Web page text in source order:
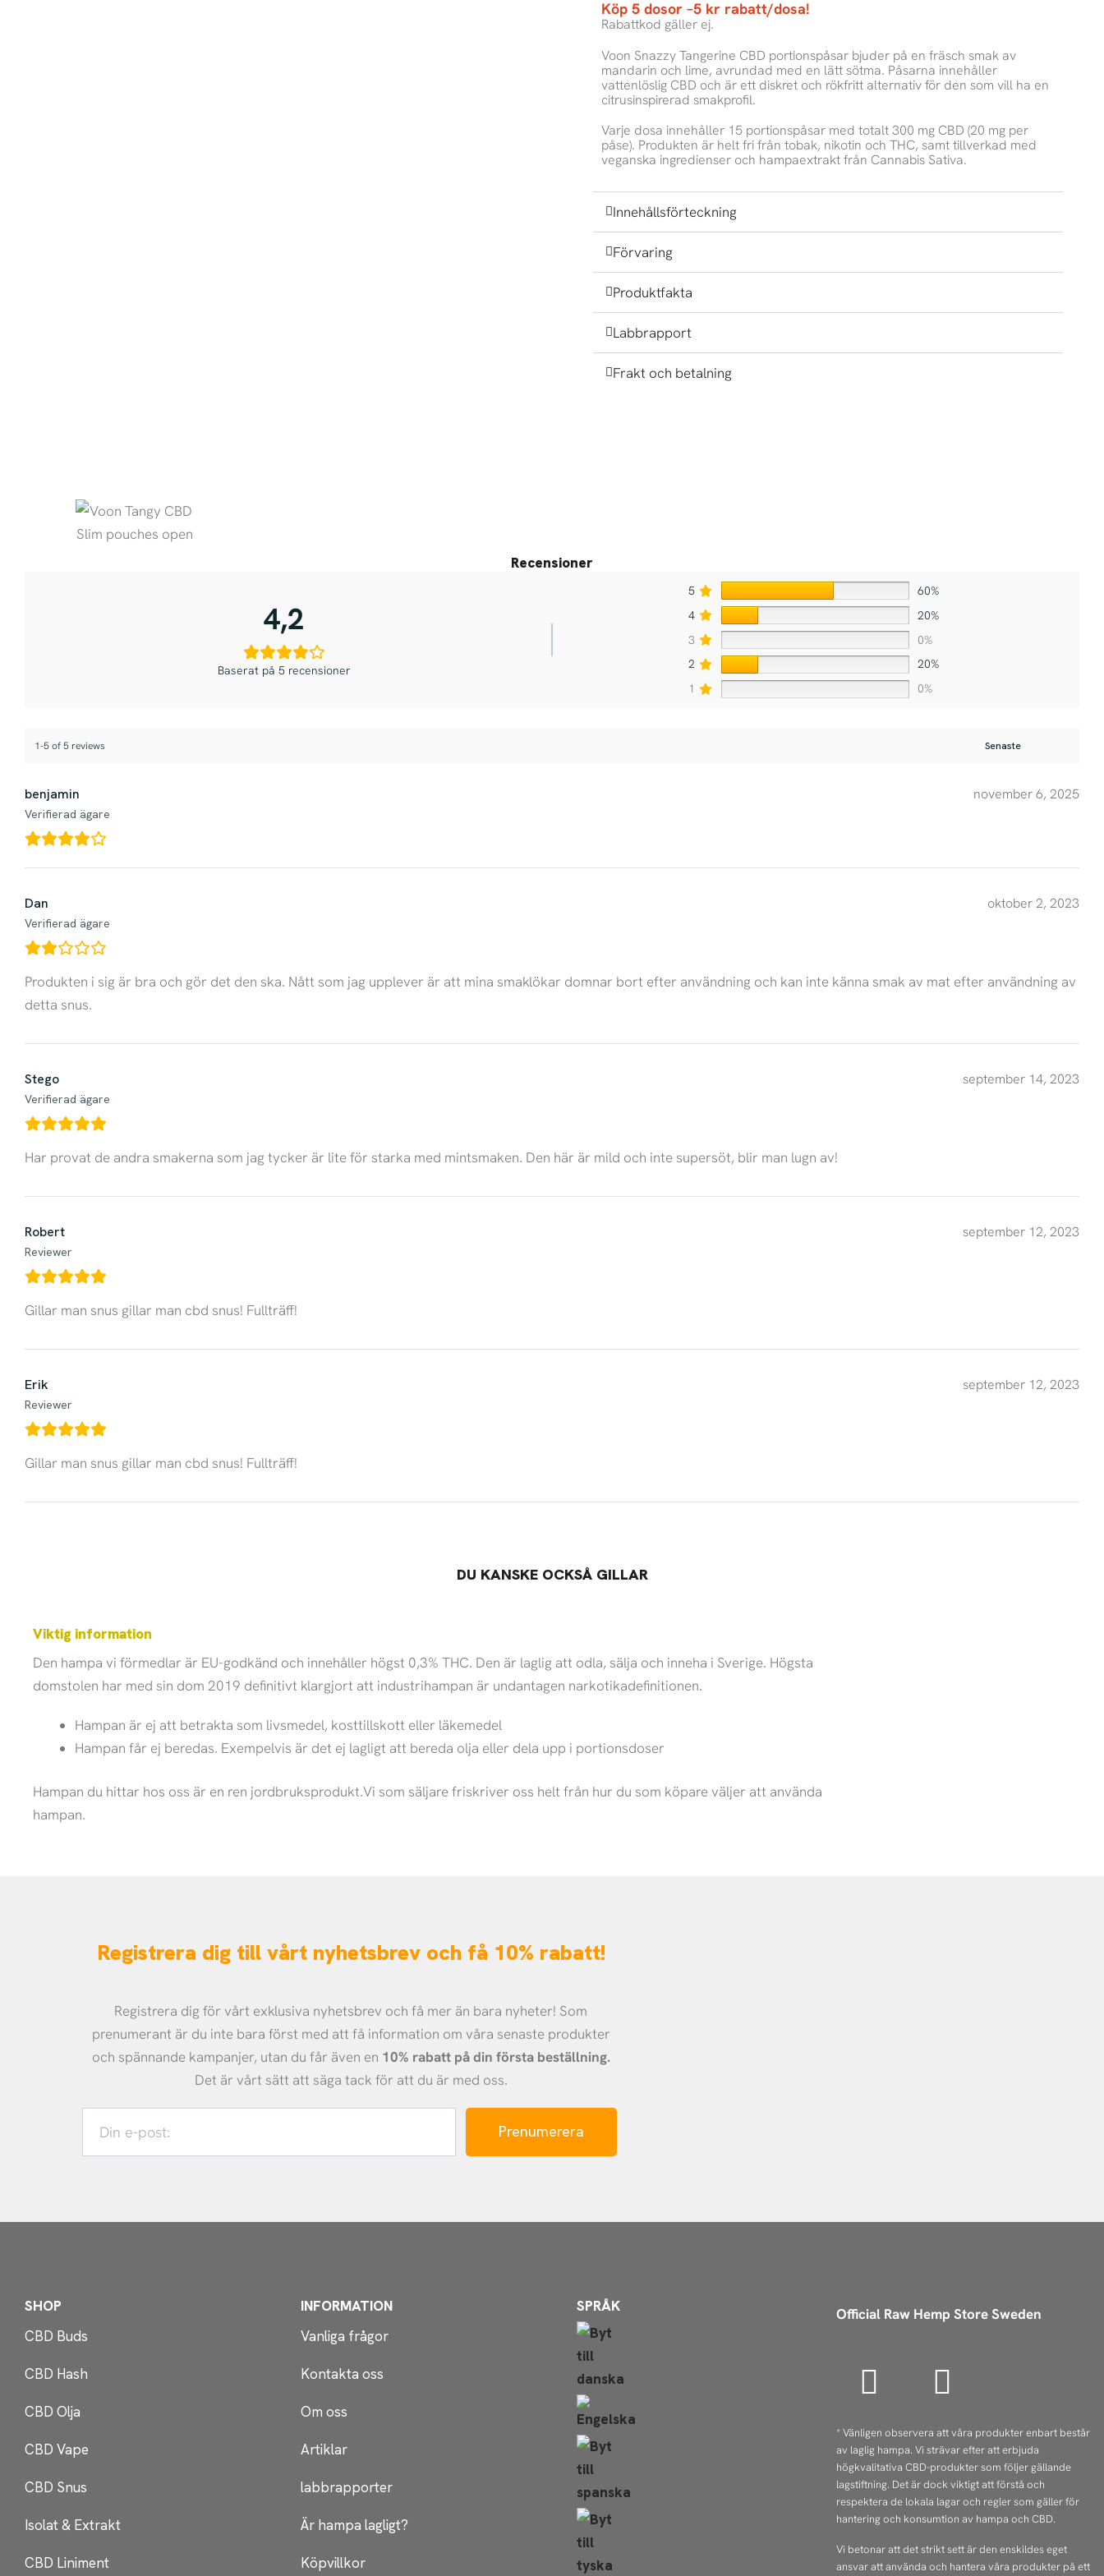
Köp 5 dosor –5 kr rabatt/dosa!
Rabattkod gäller ej.
Voon Snazzy Tangerine CBD portionspåsar bjuder på en fräsch smak av
mandarin och lime, avrundad med en lätt sötma. Påsarna innehåller
vattenlöslig CBD och är ett diskret och rökfritt alternativ för den som vill ha en
citrusinspirerad smakprofil.
Varje dosa innehåller 15 portionspåsar med totalt 300 mg CBD (20 mg per
påse). Produkten är helt fri från tobak, nikotin och THC, samt tillverkad med
veganska ingredienser och hampaextrakt från Cannabis Sativa.
Innehållsförteckning
Förvaring
Produktfakta
Labbrapport
Frakt och betalning
Recensioner
4,2
Baserat på 5 recensioner
5
60%
4
20%
3
0%
2
20%
1
0%
1-5 of 5 reviews
benjamin
Verifierad ägare
november 6, 2025
Dan
Verifierad ägare
oktober 2, 2023
Produkten i sig är bra och gör det den ska. Nått som jag upplever är att mina smaklökar domnar bort efter användning och kan inte känna smak av mat efter användning av
detta snus.
Stego
Verifierad ägare
september 14, 2023
Har provat de andra smakerna som jag tycker är lite för starka med mintsmaken. Den här är mild och inte supersöt, blir man lugn av!
Robert
Reviewer
september 12, 2023
Gillar man snus gillar man cbd snus! Fullträff!
Erik
Reviewer
september 12, 2023
Gillar man snus gillar man cbd snus! Fullträff!
DU KANSKE OCKSÅ GILLAR
Viktig information
Den hampa vi förmedlar är EU-godkänd och innehåller högst 0,3% THC. Den är laglig att odla, sälja och inneha i Sverige. Högsta
domstolen har med sin dom 2019 definitivt klargjort att industrihampan är undantagen narkotikadefinitionen.
Hampan är ej att betrakta som livsmedel, kosttillskott eller läkemedel
Hampan får ej beredas. Exempelvis är det ej lagligt att bereda olja eller dela upp i portionsdoser
Hampan du hittar hos oss är en ren jordbruksprodukt.Vi som säljare friskriver oss helt från hur du som köpare väljer att använda
hampan.
Registrera dig till vårt nyhetsbrev och få 10% rabatt!
Registrera dig för vårt exklusiva nyhetsbrev och få mer än bara nyheter! Som
prenumerant är du inte bara först med att få information om våra senaste produkter
och spännande kampanjer, utan du får även en 10% rabatt på din första beställning.
Det är vårt sätt att säga tack för att du är med oss.
Prenumerera
SHOP
CBD Buds
CBD Hash
CBD Olja
CBD Vape
CBD Snus
Isolat & Extrakt
CBD Liniment
INFORMATION
Vanliga frågor
Kontakta oss
Om oss
Artiklar
labbrapporter
Är hampa lagligt?
Köpvillkor
SPRÅK Official Raw Hemp Store Sweden
I
n
s
t
a
g
r
F
a
c
e
b
o
o
* Vänligen observera att våra produkter enbart består
av laglig hampa. Vi strävar efter att erbjuda
högkvalitativa CBD-produkter som följer gällande
lagstiftning. Det är dock viktigt att förstå och
respektera de lokala lagar och regler som gäller för
hantering och konsumtion av hampa och CBD.
Vi betonar att det strikt sett är den enskildes eget
ansvar att använda och hantera våra produkter på ett